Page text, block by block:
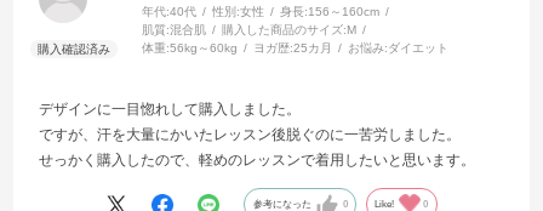
年代:40代 性別:女性 身長:156～160cm
肌質:混合肌 購入した商品のサイズ:M
体重:56kg～60kg ヨガ歴:25カ月 お悩み:ダイエット
デザインに一目惚れして購入しました。
ですが、汗を大量にかいたレッスン後脱ぐのに一苦労しました。
せっかく購入したので、軽めのレッスンで着用したいと思います。
参考になった 0 Like! 0